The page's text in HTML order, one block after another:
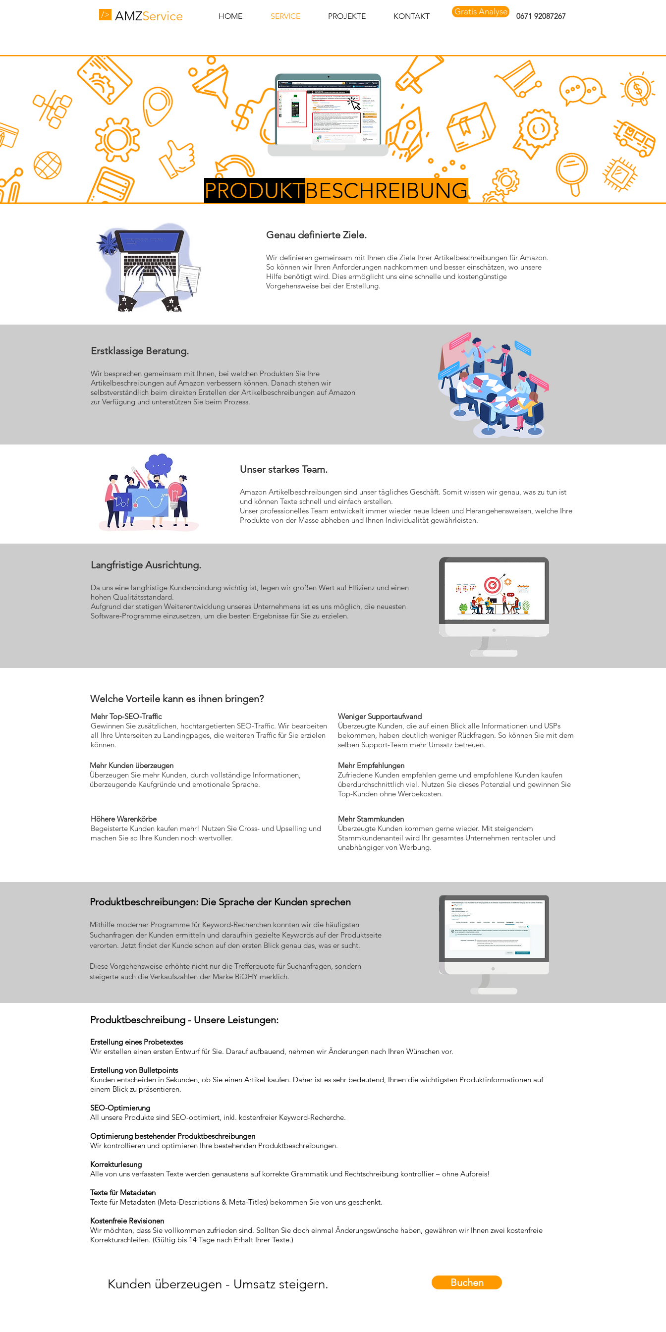
/> AMZService HOME SERVICE PROJEKTE KONTAKT Gratis Analyse 0671 92087267
PRODUKTBESCHREIBUNG
Genau definierte Ziele.
Wir definieren gemeinsam mit Ihnen die Ziele Ihrer Artikelbeschreibungen für Amazon.
So können wir Ihren Anforderungen nachkommen und besser einschätzen, wo unsere
Hilfe benötigt wird. Dies ermöglicht uns eine schnelle und kostengünstige
Vorgehensweise bei der Erstellung.
Erstklassige Beratung.
Wir besprechen gemeinsam mit Ihnen, bei welchen Produkten Sie Ihre
Artikelbeschreibungen auf Amazon verbessern können. Danach stehen wir
selbstverständlich beim direkten Erstellen der Artikelbeschreibungen auf Amazon
zur Verfügung und unterstützen Sie beim Prozess.
Unser starkes Team.
Amazon Artikelbeschreibungen sind unser tägliches Geschäft. Somit wissen wir genau, was zu tun ist
und können Texte schnell und einfach erstellen.
Unser professionelles Team entwickelt immer wieder neue Ideen und Herangehensweisen, welche Ihre
Produkte von der Masse abheben und Ihnen Individualität gewährleisten.
Langfristige Ausrichtung.
Da uns eine langfristige Kundenbindung wichtig ist, legen wir großen Wert auf Effizienz und einen
hohen Qualitätsstandard.
Aufgrund der stetigen Weiterentwicklung unseres Unternehmens ist es uns möglich, die neuesten
Software-Programme einzusetzen, um die besten Ergebnisse für Sie zu erzielen.
Welche Vorteile kann es ihnen bringen?
Mehr Top-SEO-Traffic
Gewinnen Sie zusätzlichen, hochtargetierten SEO-Traffic. Wir bearbeiten
all Ihre Unterseiten zu Landingpages, die weiteren Traffic für Sie erzielen
können.
Weniger Supportaufwand
Überzeugte Kunden, die auf einen Blick alle Informationen und USPs
bekommen, haben deutlich weniger Rückfragen. So können Sie mit dem
selben Support-Team mehr Umsatz betreuen.
Mehr Kunden überzeugen
Überzeugen Sie mehr Kunden, durch vollständige Informationen,
überzeugende Kaufgründe und emotionale Sprache.
Mehr Empfehlungen
Zufriedene Kunden empfehlen gerne und empfohlene Kunden kaufen
überdurchschnittlich viel. Nutzen Sie dieses Potenzial und gewinnen Sie
Top-Kunden ohne Werbekosten.
Höhere Warenkörbe
Begeisterte Kunden kaufen mehr! Nutzen Sie Cross- und Upselling und
machen Sie so Ihre Kunden noch wertvoller.
Mehr Stammkunden
Überzeugte Kunden kommen gerne wieder. Mit steigendem
Stammkundenanteil wird Ihr gesamtes Unternehmen rentabler und
unabhängiger von Werbung.
Produktbeschreibung - Unsere Leistungen:
Erstellung eines Probetextes
Wir erstellen einen ersten Entwurf für Sie. Darauf aufbauend, nehmen wir Änderungen nach Ihren Wünschen vor.
Erstellung von Bulletpoints
Kunden entscheiden in Sekunden, ob Sie einen Artikel kaufen. Daher ist es sehr bedeutend, Ihnen die wichtigsten Produktinformationen auf
einem Blick zu präsentieren.
SEO-Optimierung
All unsere Produkte sind SEO-optimiert, inkl. kostenfreier Keyword-Recherche.
Optimierung bestehender Produktbeschreibungen
Wir kontrollieren und optimieren Ihre bestehenden Produktbeschreibungen.
Korrekturlesung
Alle von uns verfassten Texte werden genaustens auf korrekte Grammatik und Rechtschreibung kontrollier – ohne Aufpreis!
Texte für Metadaten
Texte für Metadaten (Meta-Descriptions & Meta-Titles) bekommen Sie von uns geschenkt.
Kostenfreie Revisionen
Wir möchten, dass Sie vollkommen zufrieden sind. Sollten Sie doch einmal Änderungswünsche haben, gewähren wir Ihnen zwei kostenfreie
Korrekturschleifen. (Gültig bis 14 Tage nach Erhalt Ihrer Texte.)
Produktbeschreibungen: Die Sprache der Kunden sprechen
Mithilfe moderner Programme für Keyword-Recherchen konnten wir die häufigsten
Suchanfragen der Kunden ermitteln und daraufhin gezielte Keywords auf der Produktseite
verorten. Jetzt findet der Kunde schon auf den ersten Blick genau das, was er sucht.
Diese Vorgehensweise erhöhte nicht nur die Trefferquote für Suchanfragen, sondern
steigerte auch die Verkaufszahlen der Marke BiOHY merklich.
Kunden überzeugen - Umsatz steigern. Buchen